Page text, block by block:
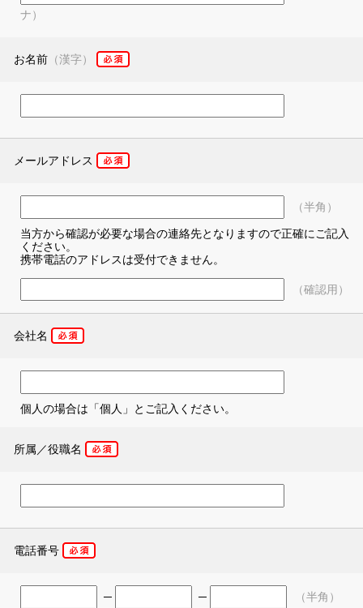
ナ）
お名前 （漢字）
メールアドレス
（半角）
当方から確認が必要な場合の連絡先となりますので正確にご記入
ください。
携帯電話のアドレスは受付できません。
（確認用）
会社名
個人の場合は「個人」とご記入ください。
所属／役職名
電話番号
─ ─ （半角）